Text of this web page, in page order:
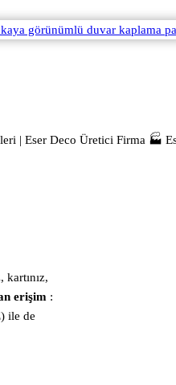
| Eser Deco Üretici Firma 🏭
erişim :
ile de